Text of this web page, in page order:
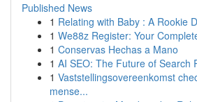
Published News
1 Relating with Baby : A Rookie
1 We88z Register: Your
1 Conservas Hechas a Mano
1 AI SEO: The Future of Search
1 Vaststellingsovereenkomst
mense...